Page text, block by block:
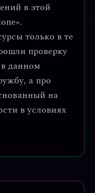
в этой
.
только в те
проверку
данном
а про
на
в условиях